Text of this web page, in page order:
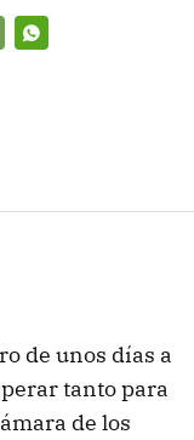
de unos días a
tanto para
de los